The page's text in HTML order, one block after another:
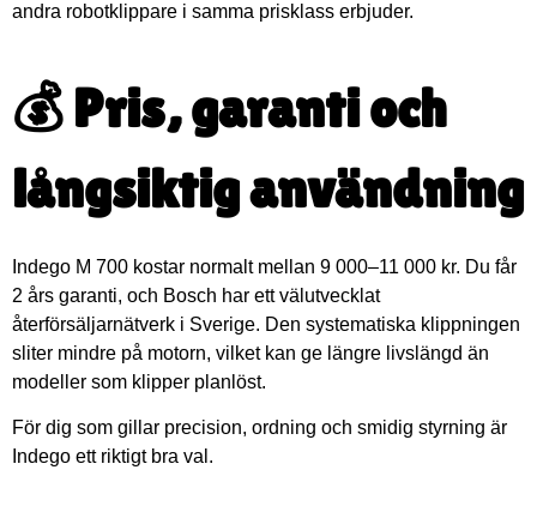
andra robotklippare i samma prisklass erbjuder.
💰 Pris, garanti och
långsiktig användning
Indego M 700 kostar normalt mellan 9 000–11 000 kr. Du får
2 års garanti, och Bosch har ett välutvecklat
återförsäljarnätverk i Sverige. Den systematiska klippningen
sliter mindre på motorn, vilket kan ge längre livslängd än
modeller som klipper planlöst.
För dig som gillar precision, ordning och smidig styrning är
Indego ett riktigt bra val.